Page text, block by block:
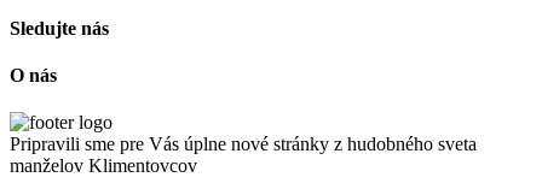
Sledujte nás
O nás
Pripravili sme pre Vás úplne nové stránky z hudobného sveta
manželov Klimentovcov